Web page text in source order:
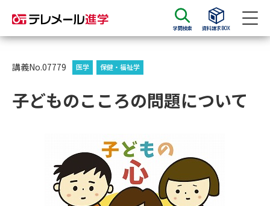
学問検索 資料請求BOX
資料請求
大学・短大の資料種類から請求
学部・学科パンフ
総合型選抜・学校推薦型選抜 募
大学入学共通テスト利用選抜の
募集要項＆願書
講義No.07779 医学 保健・福祉学
子どものこころの問題について